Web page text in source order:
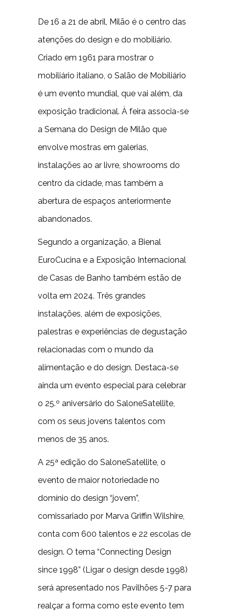
De 16 a 21 de abril, Milão é o centro das
atenções do design e do mobiliário.
Criado em 1961 para mostrar o
mobiliário italiano, o Salão de Mobiliário
é um evento mundial, que vai além, da
exposição tradicional. À feira associa-se
a Semana do Design de Milão que
envolve mostras em galerias,
instalações ao ar livre, showrooms do
centro da cidade, mas também a
abertura de espaços anteriormente
abandonados.
Segundo a organização, a Bienal
EuroCucina e a Exposição Internacional
de Casas de Banho também estão de
volta em 2024. Três grandes
instalações, além de exposições,
palestras e experiências de degustação
relacionadas com o mundo da
alimentação e do design. Destaca-se
ainda um evento especial para celebrar
o 25.º aniversário do SaloneSatellite,
com os seus jovens talentos com
menos de 35 anos.
A 25ª edição do SaloneSatellite, o
evento de maior notoriedade no
domínio do design “jovem”,
comissariado por Marva Griffin Wilshire,
conta com 600 talentos e 22 escolas de
design. O tema “Connecting Design
since 1998” (Ligar o design desde 1998)
será apresentado nos Pavilhões 5-7 para
realçar a forma como este evento tem